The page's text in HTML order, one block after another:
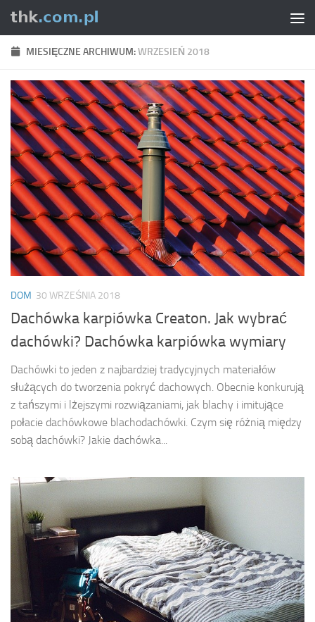
Skip to content
MIESIĘCZNE ARCHIWUM:WRZESIEŃ 2018
DOM 30 WRZEŚNIA 2018
Dachówka karpiówka Creaton. Jak wybrać
dachówki? Dachówka karpiówka wymiary
Dachówki to jeden z najbardziej tradycyjnych materiałów
służących do tworzenia pokryć dachowych. Obecnie konkurują
z tańszymi i lżejszymi rozwiązaniami, jak blachy i imitujące
połacie dachówkowe blachodachówki. Czym się różnią między
sobą dachówki? Jakie dachówka...